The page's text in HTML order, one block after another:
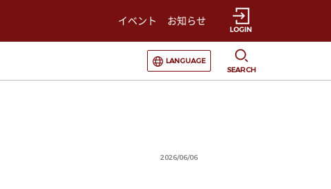
イベント お知らせ
LOGIN
選択すると言語の切替が発生します
LANGUAGE
SEARCH
2026/06/06